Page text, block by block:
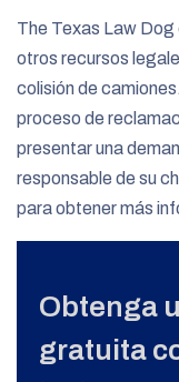
The Texas Law
otros recursos
colisión de
proceso de
presentar una
responsable de su
para obtener más
Obtenga
gratuita